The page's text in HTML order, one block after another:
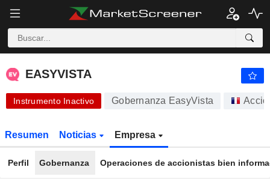
EASYVISTA - € -
EASYVISTA
Instrumento Inactivo Gobernanza EasyVista
Resumen Noticias Empresa
Perfil Gobernanza Operaciones de accionistas bien